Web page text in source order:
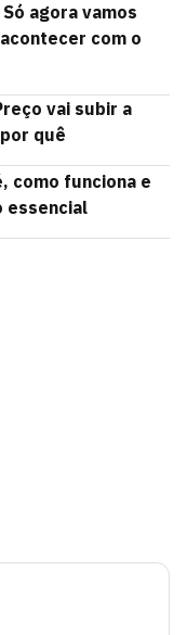
agora vamos
com o
vai subir a
quê
como funciona e
essencial